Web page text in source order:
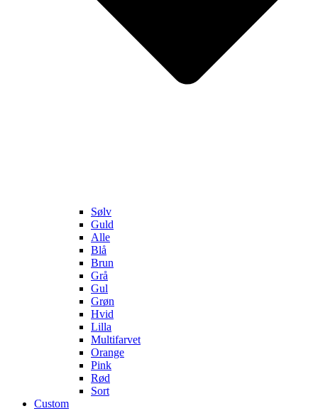
Sølv
Guld
Alle
Blå
Brun
Grå
Gul
Grøn
Hvid
Lilla
Multifarvet
Orange
Pink
Rød
Sort
Custom